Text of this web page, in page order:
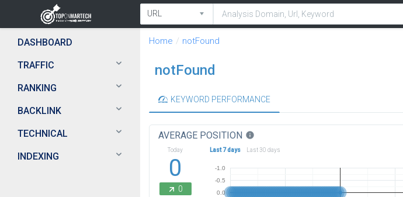
DASHBOARD
TRAFFIC
RANKING
BACKLINK
TECHNICAL
INDEXING
Home notFound
notFound
KEYWORD PERFORMANCE
AVERAGE POSITION info
Today
0
0
Last 7 days Last 30 days
-1.0
-0.5
0.0